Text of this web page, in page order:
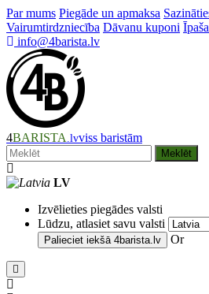
Par mums Piegāde un apmaksa
Vairumtirdzniecība Dāvanu kuponi
info@4barista.lv
4BARISTA .lvviss baristām
Meklēt
LV
Izvēlieties piegādes valsti
Lūdzu, atlasiet savu valsti
Palieciet iekšā 4barista.lv Or